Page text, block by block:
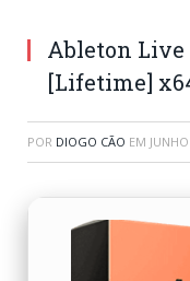
Ableton
[Lifetime]
POR DIOGO CÃO EM